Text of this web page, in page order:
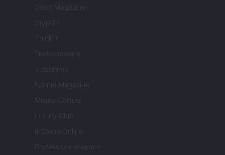
Sport Magazine
Style24
Think.it
Tuobenessere
Viaggiamo
Nonne Magazine
Milano Cortina
Luxury Club
Il Calcio Online
Professione mamma